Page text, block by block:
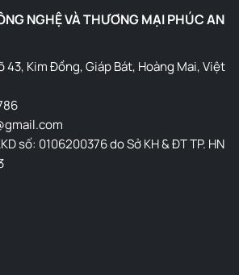
NGHỆ VÀ THƯƠNG MẠI PHÚC AN
43, Kim Đồng, Giáp Bát, Hoàng Mai, Việt
số: 0106200376 do Sở KH & ĐT TP. HN